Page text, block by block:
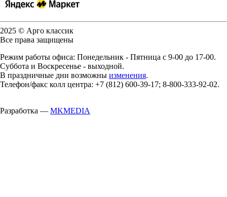
2025 © Арго классик
Все права защищены
Режим работы офиса: Понедельник - Пятница с 9-00 до 17-00.
Суббота и Воскресенье - выходной.
В праздничные дни возможны изменения.
Телефон/факс колл центра: +7 (812) 600-39-17; 8-800-333-92-02.
Разработка — MKMEDIA